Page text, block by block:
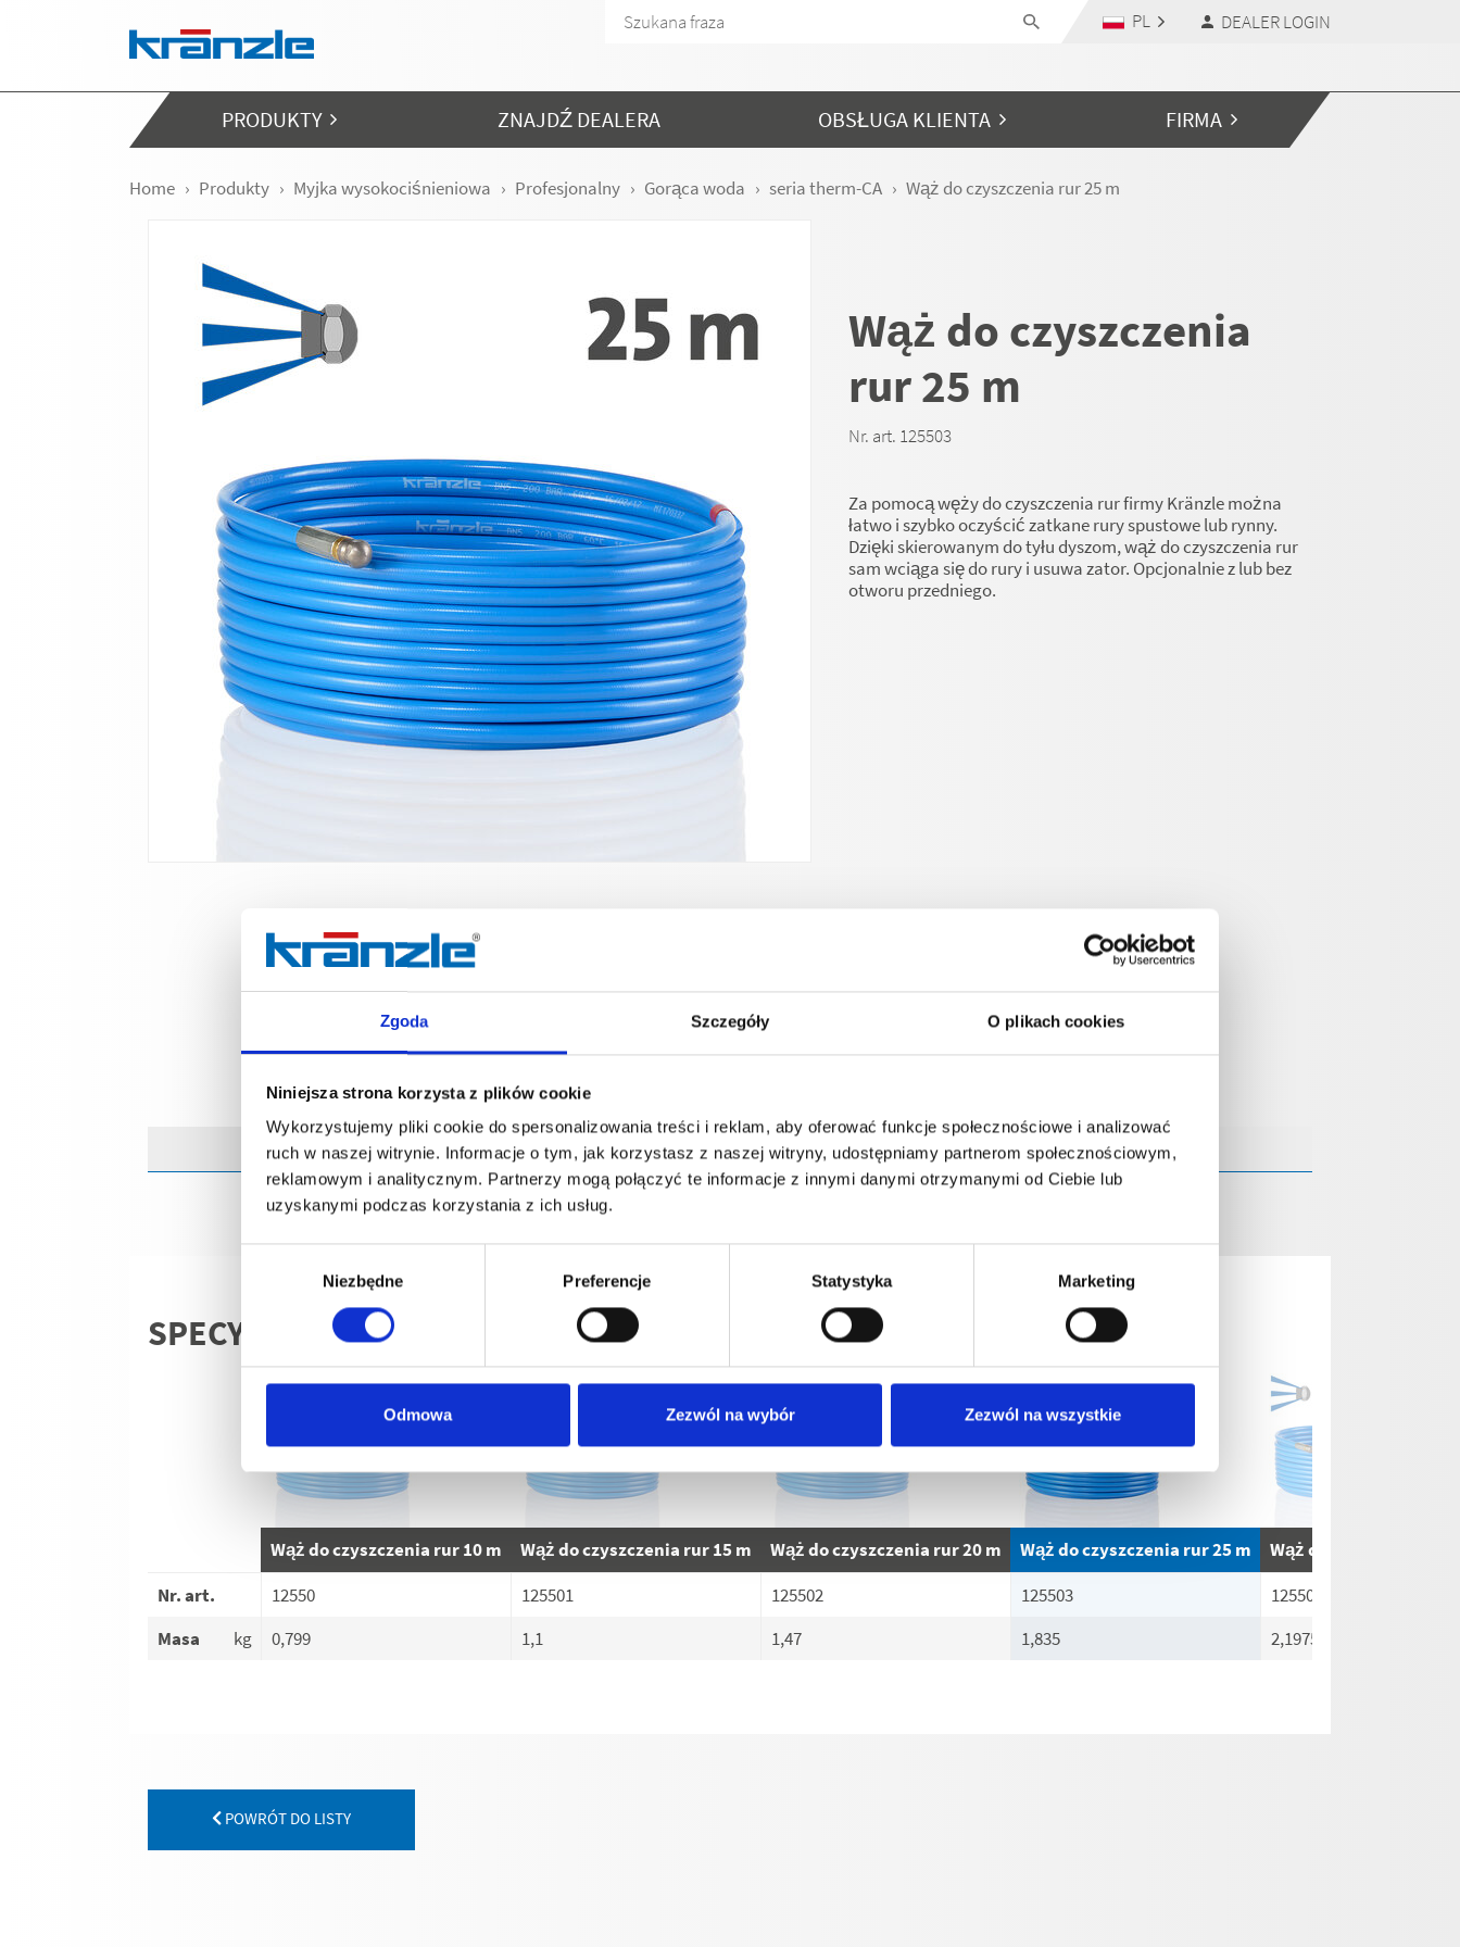
Zgoda Szczegóły O plikach cookies
Niniejsza strona korzysta z plików cookie
Wykorzystujemy pliki cookie do spersonalizowania treści i reklam, aby oferować funkcje społecznościowe i analizować
ruch w naszej witrynie. Informacje o tym, jak korzystasz z naszej witryny, udostępniamy partnerom społecznościowym,
reklamowym i analitycznym. Partnerzy mogą połączyć te informacje z innymi danymi otrzymanymi od Ciebie lub
uzyskanymi podczas korzystania z ich usług.
Niezbędne Preferencje Statystyka Marketing
Odmowa Zezwól na wybór Zezwól na wszystkie
PL DEALER LOGIN
PRODUKTY ZNAJDŹ DEALERA OBSŁUGA KLIENTA FIRMA
Home Produkty Myjka wysokociśnieniowa Profesjonalny Gorąca woda seria therm-CA Wąż do czyszczenia rur 25 m
Wąż do czyszczenia
rur 25 m
Nr. art. 125503
Za pomocą węży do czyszczenia rur firmy Kränzle można
łatwo i szybko oczyścić zatkane rury spustowe lub rynny.
Dzięki skierowanym do tyłu dyszom, wąż do czyszczenia rur
sam wciąga się do rury i usuwa zator. Opcjonalnie z lub bez
otworu przedniego.
Specyfikacje techniczne
SPECYFIKACJE TECHNICZNE
Wąż do czyszczenia rur 10 m Wąż do czyszczenia rur 15 m Wąż do czyszczenia rur 20 m Wąż do czyszczenia rur 25 m
Wąż do czyszczenia
Nr. art.
12550 125501 125502 125503
125504
Masa
kg 0,799 1,1 1,47 1,835 2,1975
POWRÓT DO LISTY